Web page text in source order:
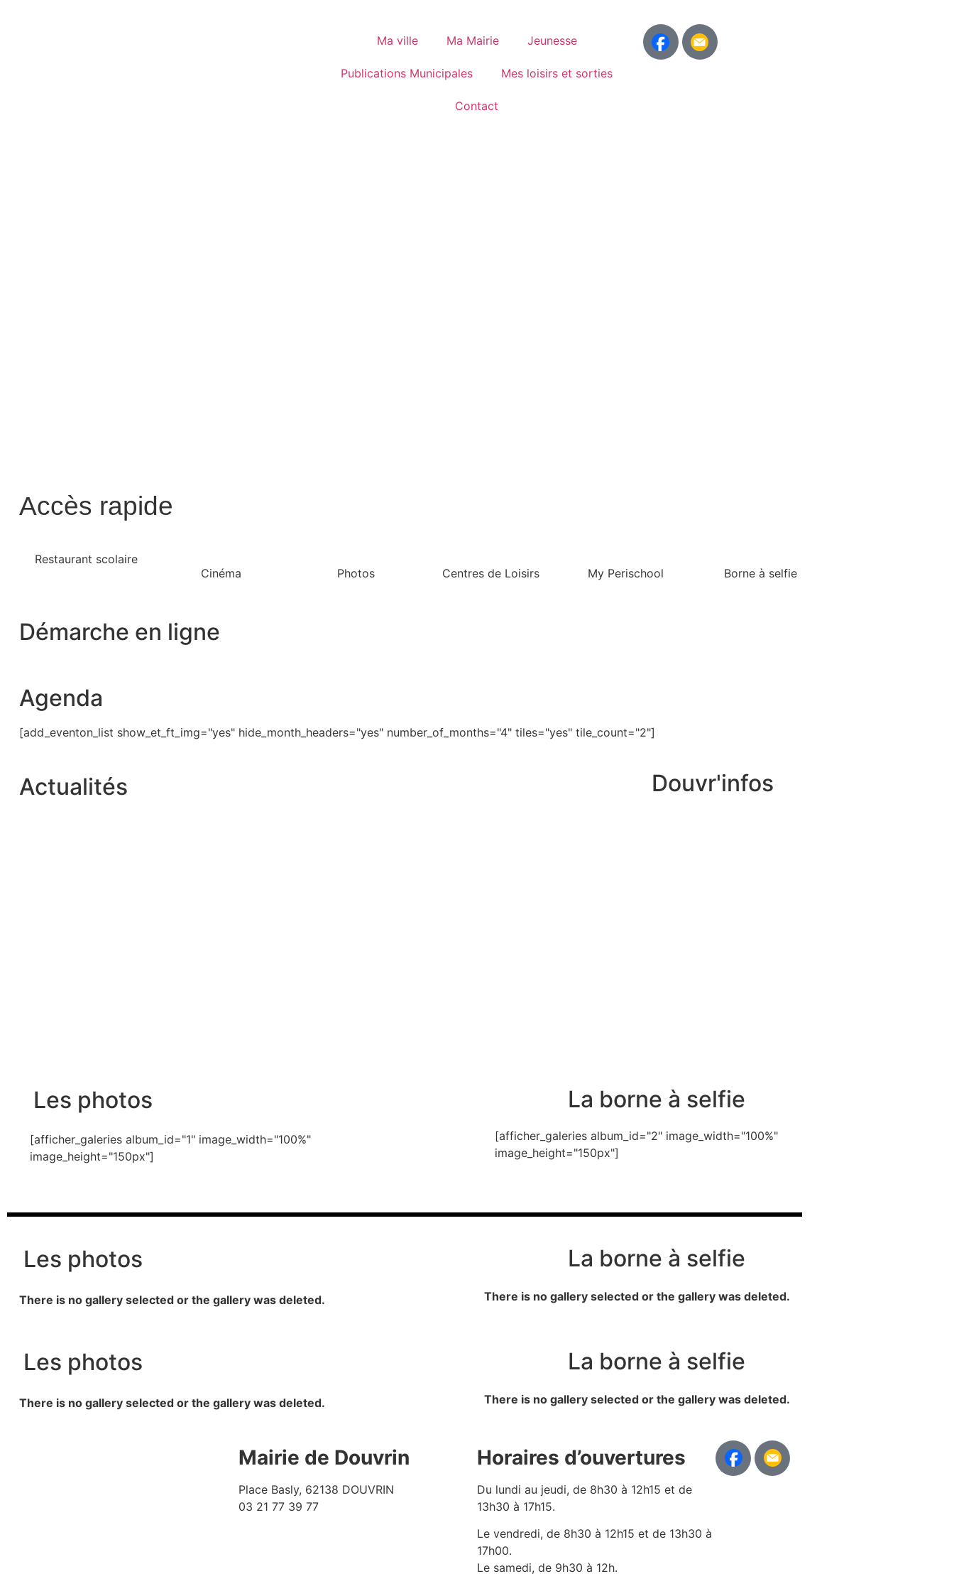
Ma ville Ma Mairie Jeunesse
Publications Municipales Mes loisirs et sorties
Contact
Accès rapide
Restaurant scolaire
Cinéma
Photos Centres de Loisirs My Perischool Borne à selfie
Démarche en ligne
Agenda
[add_eventon_list show_et_ft_img="yes" hide_month_headers="yes" number_of_months="4" tiles="yes" tile_count="2"]
Actualités Douvr'infos
Les photos
[afficher_galeries album_id="1" image_width="100%"
image_height="150px"]
La borne à selfie
[afficher_galeries album_id="2" image_width="100%"
image_height="150px"]
Les photos
There is no gallery selected or the gallery was deleted.
La borne à selfie
There is no gallery selected or the gallery was deleted.
Les photos
There is no gallery selected or the gallery was deleted.
La borne à selfie
There is no gallery selected or the gallery was deleted.
Mairie de Douvrin
Place Basly, 62138 DOUVRIN
03 21 77 39 77
Horaires d’ouvertures
Du lundi au jeudi, de 8h30 à 12h15 et de
13h30 à 17h15.
Le vendredi, de 8h30 à 12h15 et de 13h30 à
17h00.
Le samedi, de 9h30 à 12h.